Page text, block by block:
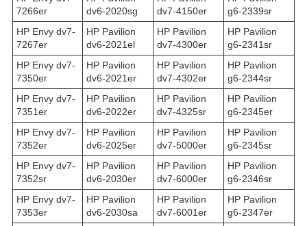
7266er
dv6-2020sg
dv7-4150er
g6-2339sr
HP Envy dv7-
7267er
HP Pavilion
dv6-2021el
HP Pavilion
dv7-4300er
HP Pavilion
g6-2341sr
HP Envy dv7-
7350er
HP Pavilion
dv6-2021er
HP Pavilion
dv7-4302er
HP Pavilion
g6-2344sr
HP Envy dv7-
7351er
HP Pavilion
dv6-2022er
HP Pavilion
dv7-4325sr
HP Pavilion
g6-2345er
HP Envy dv7-
7352er
HP Pavilion
dv6-2025er
HP Pavilion
dv7-5000er
HP Pavilion
g6-2345sr
HP Envy dv7-
7352sr
HP Pavilion
dv6-2030er
HP Pavilion
dv7-6000er
HP Pavilion
g6-2346sr
HP Envy dv7-
7353er
HP Pavilion
dv6-2030sa
HP Pavilion
dv7-6001er
HP Pavilion
g6-2347er